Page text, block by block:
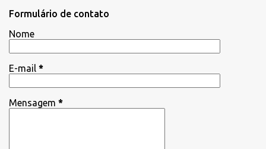
Formulário de contato
Nome
E-mail *
Mensagem *